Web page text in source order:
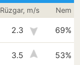
Rüzgar, m/s Nem
2.3 69%
3.5 53%